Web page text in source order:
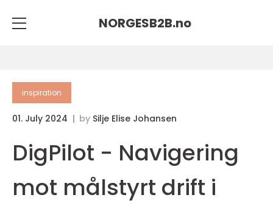
NORGESB2B.no
inspiration
01. July 2024 by Silje Elise Johansen
DigPilot - Navigering
mot målstyrt drift i